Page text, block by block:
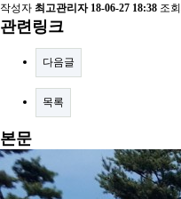
작성자 최고관리자 18-06-27 18:38 조회
관련링크
다음글
목록
본문